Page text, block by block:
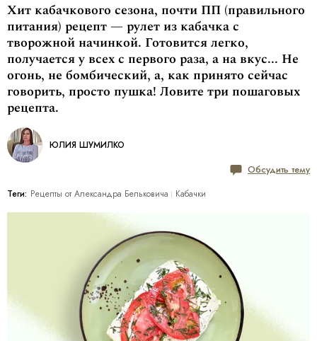
Хит кабачкового сезона, почти ПП (правильного
питания) рецепт — рулет из кабачка с
творожной начинкой. Готовится легко,
получается у всех с первого раза, а на вкус... Не
огонь, не бомбический, а, как принято сейчас
говорить, просто пушка! Ловите три пошаговых
рецепта.
ЮЛИЯ ШУМИЛКО
Обсудить тему
Теги: Рецепты от Александра Бельковича Кабачки